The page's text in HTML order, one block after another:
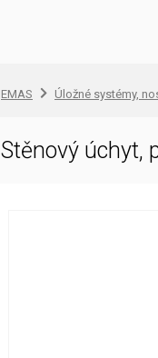
EMAS Úložné systémy,
Stěnový úchyt,